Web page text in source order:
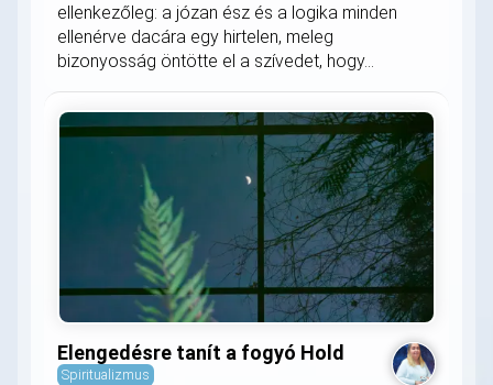
ellenkezőleg: a józan ész és a logika minden
ellenérve dacára egy hirtelen, meleg
bizonyosság öntötte el a szívedet, hogy...
Elengedésre tanít a fogyó Hold
Spiritualizmus